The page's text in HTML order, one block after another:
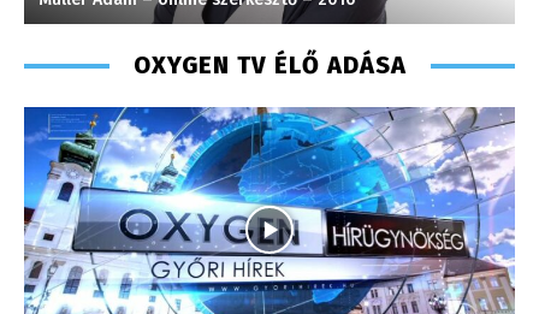
OXYGEN TV ÉLŐ ADÁSA